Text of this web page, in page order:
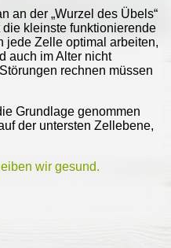
an der „Wurzel des Übels“
kleinste funktionierende
jede Zelle optimal arbeiten,
auch im Alter nicht
rechnen müssen
Grundlage genommen
der untersten Zellebene,
wir gesund.